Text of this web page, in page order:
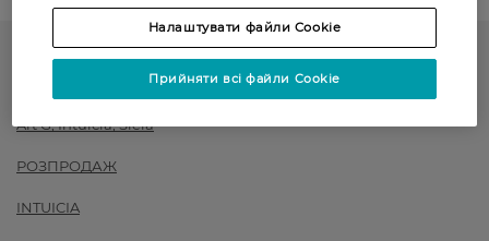
Жіночі колготки
до -50% на обраний асортимент товарів ТМ Women`s code,
Art G, Intuicia, Siela
РОЗПРОДАЖ
INTUICIA
Налаштувати файли Cookie
Прийняти всі файли Cookie